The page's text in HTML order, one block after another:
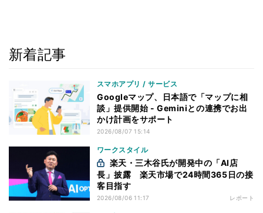
新着記事
スマホアプリ / サービス
Googleマップ、日本語で「マップに相
談」提供開始 - Geminiとの連携でお出
かけ計画をサポート
2026/08/07 15:14
ワークスタイル
長」披露 楽天市場で24時間365日の接
客目指す
2026/08/06 11:17 レポート